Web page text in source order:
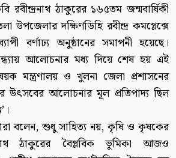
রবীন্দ্রনাথ ঠাকুরের ১৬৫তম জন্মবার্ষিকী
দক্ষিণডিহি রবীন্দ্র কমপ্লেক্সে
বর্ণাঢ্য অনুষ্ঠানের সমাপনী হয়েছে।
আলোচনার মধ্য দিয়ে শেষ হয় এই
মন্ত্রণালয় ও খুলনা জেলা প্রশাসনের
উৎসবের আলোচনার মূল প্রতিপাদ্য ছিল
বলেন, শুধু সাহিত্য নয়, কৃষি ও কৃষকের
ঠাকুরের বৈপ্লবিক ভূমিকা আজও